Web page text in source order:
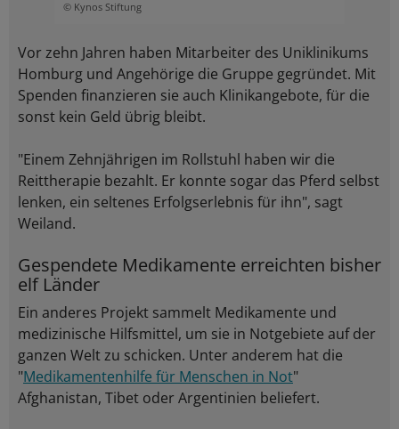
© Kynos Stiftung
Vor zehn Jahren haben Mitarbeiter des Uniklinikums
Homburg und Angehörige die Gruppe gegründet. Mit
Spenden finanzieren sie auch Klinikangebote, für die
sonst kein Geld übrig bleibt.
"Einem Zehnjährigen im Rollstuhl haben wir die
Reittherapie bezahlt. Er konnte sogar das Pferd selbst
lenken, ein seltenes Erfolgserlebnis für ihn", sagt
Weiland.
Gespendete Medikamente erreichten bisher
elf Länder
Ein anderes Projekt sammelt Medikamente und
medizinische Hilfsmittel, um sie in Notgebiete auf der
ganzen Welt zu schicken. Unter anderem hat die
"Medikamentenhilfe für Menschen in Not"
Afghanistan, Tibet oder Argentinien beliefert.